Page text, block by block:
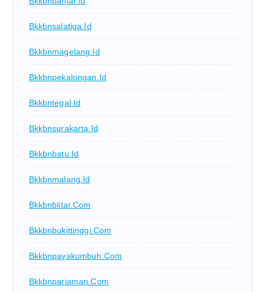
Bkkbnsalatiga.id
Bkkbnmagelang.id
Bkkbnpekalongan.id
Bkkbntegal.id
Bkkbnsurakarta.id
Bkkbnbatu.id
Bkkbnmalang.id
Bkkbnblitar.com
Bkkbnbukittinggi.com
Bkkbnpayakumbuh.com
Bkkbnpariaman.com